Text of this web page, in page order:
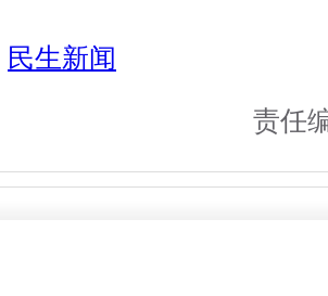
民生新闻
责任